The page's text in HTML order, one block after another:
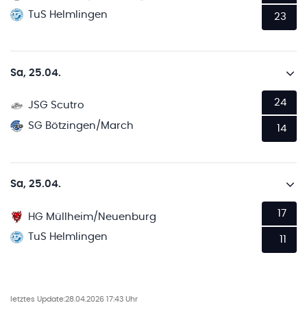
TuS Helmlingen
23
Sa, 25.04.
JSG Scutro
SG Bötzingen/March
24
14
Sa, 25.04.
HG Müllheim/Neuenburg
TuS Helmlingen
17
letztes Update:28.04.2026 17:43 Uhr